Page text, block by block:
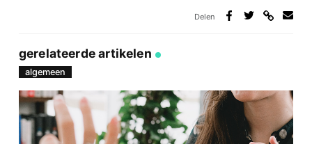
Delen
gerelateerde artikelen
algemeen